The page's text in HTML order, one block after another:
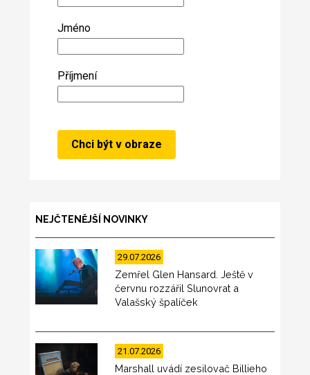
Jméno
Příjmení
NEJČTENĚJŠÍ NOVINKY
29.07.2026
Zemřel Glen Hansard. Ještě v
červnu rozzářil Slunovrat a
Valašský špalíček
21.07.2026
Marshall uvádí zesilovač Billieho